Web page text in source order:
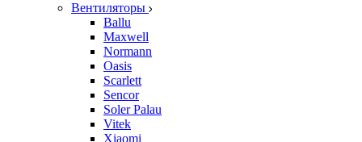
Вентиляторы
Ballu
Maxwell
Normann
Oasis
Scarlett
Sencor
Soler Palau
Vitek
Xiaomi